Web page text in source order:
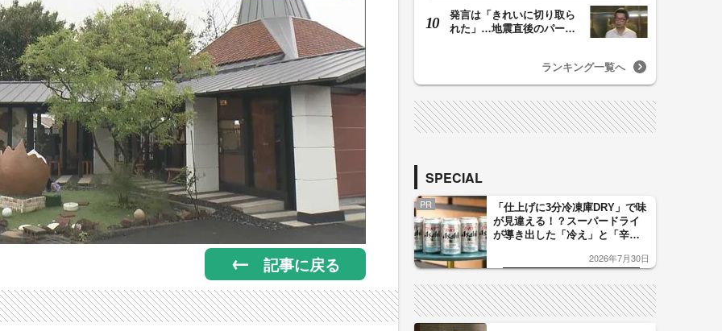
記事に戻る
発言は「きれいに切り取ら
れた」…地震直後のパーテ
ランキング一覧へ
SPECIAL
PR
「仕上げに3分冷凍庫DRY」で味
が見違える！？スーパードライ
が導き出した「冷え」と「辛
した「辛口カーブ」が飲み頃の
2026年7月30日